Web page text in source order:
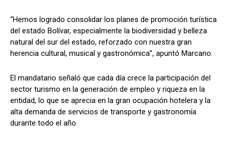
“Hemos logrado consolidar los planes de promoción turística
del estado Bolívar, especialmente la biodiversidad y belleza
natural del sur del estado, reforzado con nuestra gran
herencia cultural, musical y gastronómica”, apuntó Marcano.
El mandatario señaló que cada día crece la participación del
sector turismo en la generación de empleo y riqueza en la
entidad, lo que se aprecia en la gran ocupación hotelera y la
alta demanda de servicios de transporte y gastronomía
durante todo el año.